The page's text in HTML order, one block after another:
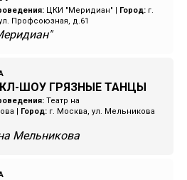
ЦКИ "Меридиан" | Город: г.
Профсоюзная, д.61
ШОУ ГРЯЗНЫЕ ТАНЦЫ
Театр на
| Город: г. Москва, ул. Мельникова
Мельникова